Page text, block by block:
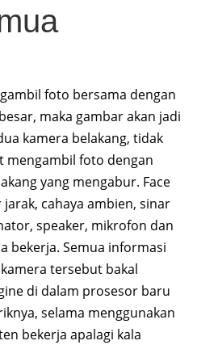
foto bersama dengan
maka gambar akan jadi
kamera belakang, tidak
mengambil foto dengan
yang mengabur. Face
cahaya ambien, sinar
speaker, mikrofon dan
bekerja. Semua informasi
tersebut bakal
di dalam prosesor baru
selama menggunakan
bekerja apalagi kala